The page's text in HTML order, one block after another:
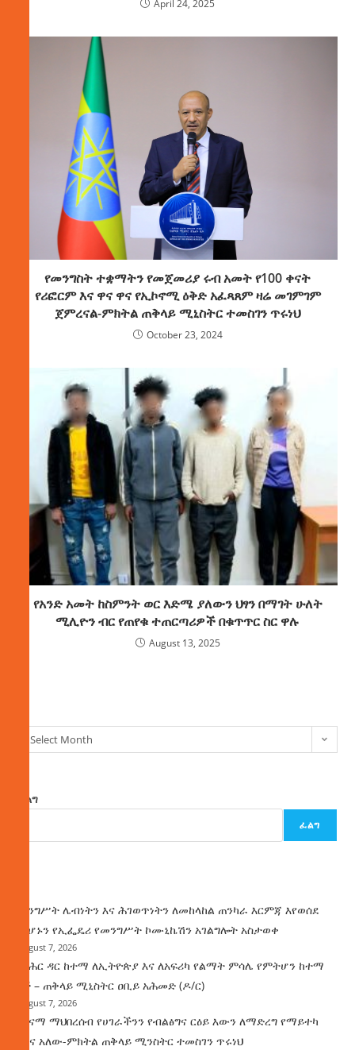
April 24, 2025
የመንግስት ተቋማትን የመጀመሪያ ሩብ አመት የ100 ቀናት
የሪፎርም እና ዋና ዋና የኢኮኖሚ ዕቅድ አፈጻጸም ዛሬ መገምገም
ጀምረናል-ምክትል ጠቅላይ ሚኒስትር ተመስገን ጥሩነህ
October 23, 2024
የአንድ አመት ከስምንት ወር እድሜ ያለውን ህፃን በማገት ሁለት
ሚሊዮን ብር የጠየቁ ተጠርጣሪዎች በቁጥጥር ስር ዋሉ
August 13, 2025
Select Month
ፈልግ
ፈልግ
መንግሥት ሌብነትን እና ሕገወጥነትን ለመከላከል ጠንካራ እርምጃ እየወሰደ
መሆኑን የኢፌዴሪ የመንግሥት ኮሙኒኬሽን አገልግሎት አስታወቀ
August 7, 2026
የባሕር ዳር ከተማ ለኢትዮጵያ እና ለአፍሪካ የልማት ምሳሌ የምትሆን ከተማ
ነች – ጠቅላይ ሚኒስትር ዐቢይ አሕመድ (ዶ/ር)
August 7, 2026
ጤናማ ማህበረሰብ የሀገራችንን የብልፅግና ርዕይ እውን ለማድረግ የማይተካ
ሚና አለው-ምክትል ጠቅላይ ሚንስትር ተመስገን ጥሩነህ